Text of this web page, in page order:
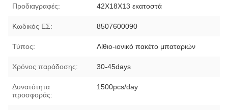
Προδιαγραφές: 42X18X13 εκατοστά
Κωδικός ΕΣ: 8507600090
Τύπος: Λίθιο-ιονικό πακέτο μπαταριών
Χρόνος παράδοσης: 30-45days
Δυνατότητα
προσφοράς:
1500pcs/day